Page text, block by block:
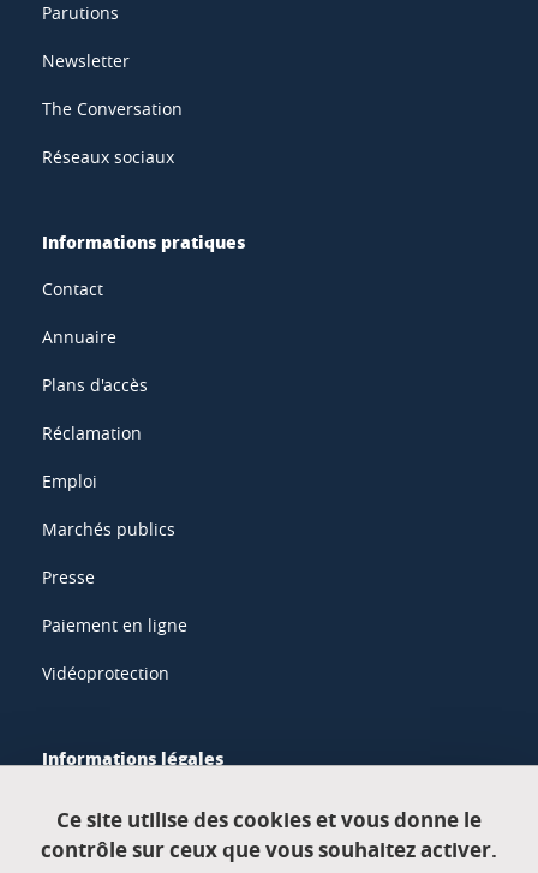
Parutions
Newsletter
The Conversation
Réseaux sociaux
Informations pratiques
Contact
Annuaire
Plans d'accès
Réclamation
Emploi
Marchés publics
Presse
Paiement en ligne
Vidéoprotection
Informations légales
Données personnelles
Ce site utilise des cookies et vous donne le
contrôle sur ceux que vous souhaitez activer.